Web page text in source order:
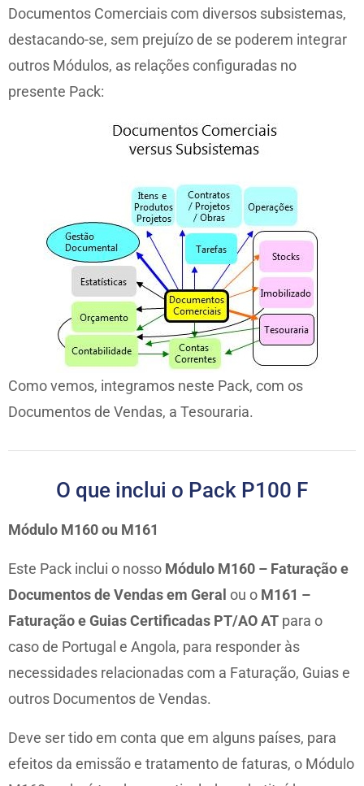
Documentos Comerciais com diversos subsistemas,
destacando-se, sem prejuízo de se poderem integrar
outros Módulos, as relações configuradas no
presente Pack:
Como vemos, integramos neste Pack, com os
Documentos de Vendas, a Tesouraria.
O que inclui o Pack P100 F
Módulo M160 ou M161
Este Pack inclui o nosso Módulo M160 – Faturação e
Documentos de Vendas em Geral ou o M161 –
Faturação e Guias Certificadas PT/AO AT para o
caso de Portugal e Angola, para responder às
necessidades relacionadas com a Faturação, Guias e
outros Documentos de Vendas.
Deve ser tido em conta que em alguns países, para
efeitos da emissão e tratamento de faturas, o Módulo